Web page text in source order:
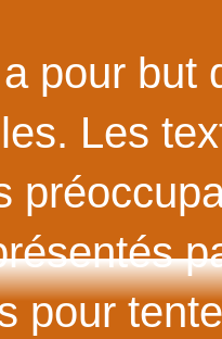
pour but
Les
pour